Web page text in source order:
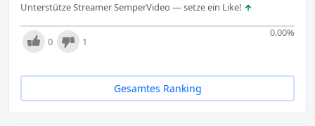
Unterstütze Streamer SemperVideo — setze ein Like!
0.00%
0 1
Gesamtes Ranking